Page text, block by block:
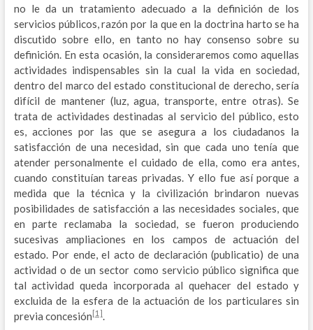
no le da un tratamiento adecuado a la definición de los
servicios públicos, razón por la que en la doctrina harto se ha
discutido sobre ello, en tanto no hay consenso sobre su
definición. En esta ocasión, la consideraremos como aquellas
actividades indispensables sin la cual la vida en sociedad,
dentro del marco del estado constitucional de derecho, sería
difícil de mantener (luz, agua, transporte, entre otras). Se
trata de actividades destinadas al servicio del público, esto
es, acciones por las que se asegura a los ciudadanos la
satisfacción de una necesidad, sin que cada uno tenía que
atender personalmente el cuidado de ella, como era antes,
cuando constituían tareas privadas. Y ello fue así porque a
medida que la técnica y la civilización brindaron nuevas
posibilidades de satisfacción a las necesidades sociales, que
en parte reclamaba la sociedad, se fueron produciendo
sucesivas ampliaciones en los campos de actuación del
estado. Por ende, el acto de declaración (publicatio) de una
actividad o de un sector como servicio público significa que
tal actividad queda incorporada al quehacer del estado y
excluida de la esfera de la actuación de los particulares sin
previa concesión [1].